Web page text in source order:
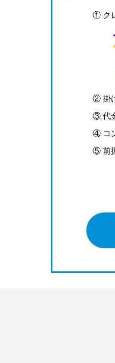
① ク
② 掛
③ 代
④ コ
⑤ 前